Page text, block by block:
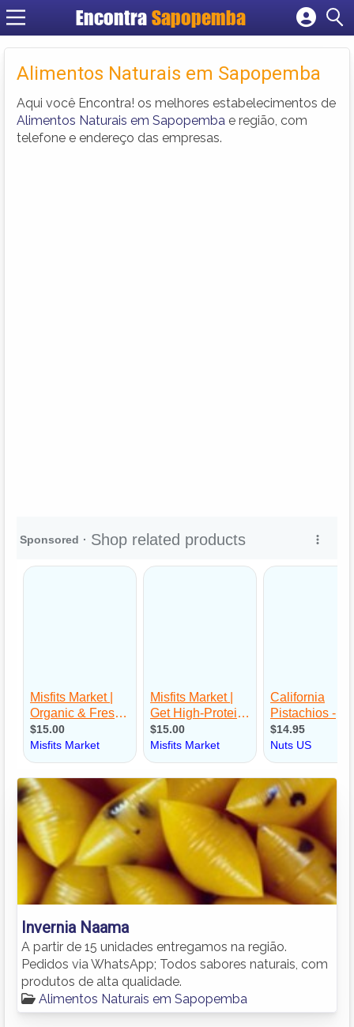
Encontra Sapopemba
Cadastrar empresa
Criar conta
Alimentos Naturais em Sapopemba
Aqui você Encontra! os melhores estabelecimentos de
Alimentos Naturais em Sapopemba e região, com
telefone e endereço das empresas.
Invernia Naama
A partir de 15 unidades entregamos na região.
Pedidos via WhatsApp; Todos sabores naturais, com
produtos de alta qualidade.
Alimentos Naturais em Sapopemba